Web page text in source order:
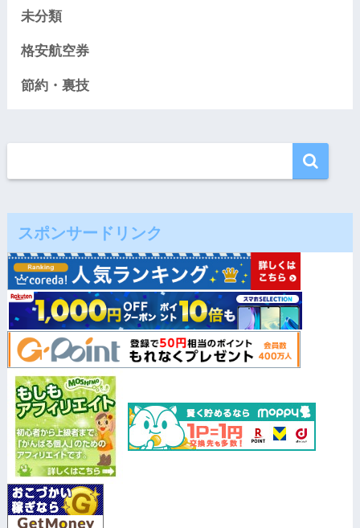
未分類
格安航空券
節約・裏技
スポンサードリンク